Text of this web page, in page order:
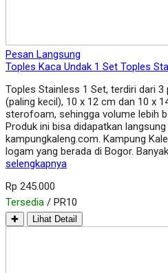
Pesan Langsung
Toples Kaca Undak 1 Set Toples
Toples Stainless 1 Set, terdiri dari 3
(paling kecil), 10 x 12 cm dan 10 x
sterofoam, sehingga volume lebih
Produk ini bisa didapatkan
kampungkaleng.com. Kampung
logam yang berada di Bogor.
selengkapnya
Rp 245.000
Tersedia / PR10
✚ Lihat Detail